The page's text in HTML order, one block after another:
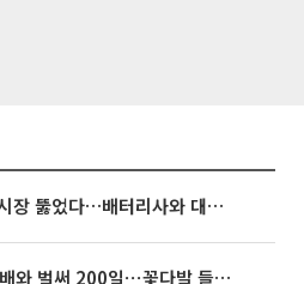
포스코퓨처엠, LFP 시장 뚫었다…배터리사와 대규모 장기 공급 합의
아옳이, 한의사 김형배와 벌써 200일⋯꽃다발 들고 "프러포즈 아냐"